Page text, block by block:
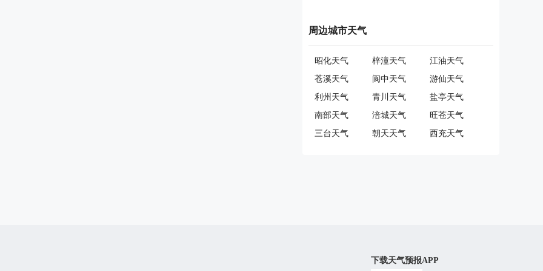
周边城市天气
昭化天气 梓潼天气
江油天气
苍溪天气
阆中天气
游仙天气
利州天气
青川天气
盐亭天气
南部天气
涪城天气
旺苍天气
三台天气
朝天天气 西充天气
下载天气预报APP